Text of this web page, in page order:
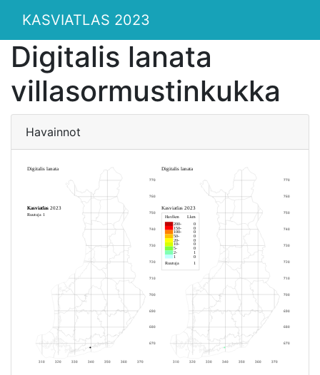
KASVIATLAS 2023
Digitalis lanata
villasormustinkukka
Havainnot